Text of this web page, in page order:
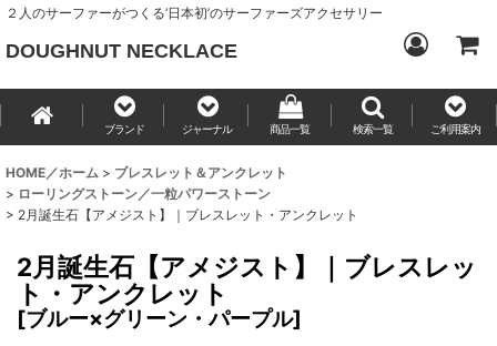
２人のサーファーがつくる‘日本初’のサーファーズアクセサリー
DOUGHNUT NECKLACE
ブランド ジャーナル 商品一覧 検索一覧 ご利用案内
HOME／ホーム > ブレスレット＆アンクレット
> ローリングストーン／一粒パワーストーン
> 2月誕生石【アメジスト】｜ブレスレット・アンクレット
2月誕生石【アメジスト】｜ブレスレッ
ト・アンクレット
[ブルー×グリーン・パープル]